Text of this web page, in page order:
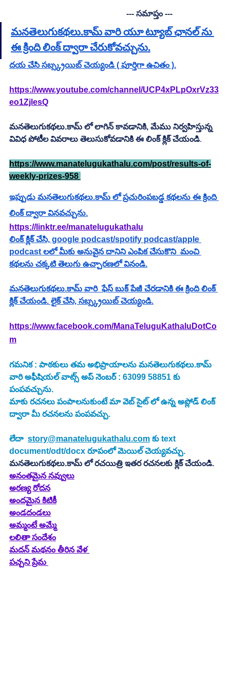
                                                         --- సమాప్తం ---
మనతెలుగుకథలు.కామ్ వారి యూ ట్యూబ్ ఛానల్ ను
ఈ క్రింది లింక్ ద్వారా చేరుకోవచ్చును.
దయ చేసి సబ్స్క్రయిబ్ చెయ్యండి ( పూర్తిగా ఉచితం ).
https://www.youtube.com/channel/UCP4xPLpOxrVz33
eo1ZjlesQ
మనతెలుగుకథలు.కామ్ లో లాగిన్ కావడానికి, మేము నిర్వహిస్తున్న
వివిధ పోటీల వివరాలు తెలుసుకోవడానికి ఈ లింక్ క్లిక్ చేయండి.
https://www.manatelugukathalu.com/post/results-of-
weekly-prizes-958
ఇప్పుడు మనతెలుగుకథలు.కామ్ లో ప్రచురింపబడ్డ కథలను ఈ క్రింది
లింక్ ద్వారా వినవచ్చును.
https://linktr.ee/manatelugukathalu
లింక్ క్లిక్ చేసి, google podcast/spotify podcast/apple
podcast లలో మీకు అనువైన దానిని ఎంపిక చేసుకొని  మంచి
కథలను చక్కటి తెలుగు ఉచ్చారణలో వినండి.
మనతెలుగుకథలు.కామ్ వారి  ఫేస్ బుక్ పేజీ చేరడానికి ఈ క్రింది లింక్
క్లిక్ చేయండి. లైక్ చేసి, సబ్స్క్రయిబ్ చెయ్యండి.
https://www.facebook.com/ManaTeluguKathaluDotCo
m
గమనిక : పాఠకులు తమ అభిప్రాయాలను మనతెలుగుకథలు.కామ్
వారి అఫీషియల్ వాట్స్ అప్ నెంబర్ : 63099 58851 కు
పంపవచ్చును.
మాకు రచనలు పంపాలనుకుంటే మా వెబ్ సైట్ లో ఉన్న అప్లోడ్ లింక్
ద్వారా మీ రచనలను పంపవచ్చు.
లేదా story@manatelugukathalu.com కు text
document/odt/docx రూపంలో మెయిల్ చెయ్యవచ్చు.
మనతెలుగుకథలు.కామ్ లో రచయిత్రి ఇతర రచనలకు క్లిక్ చేయండి.
అనంతమైన నవ్వులు
అరణ్య రోదన
అందమైన కిటికీ
అండదండలు
అమ్మంటే అమ్మే
లలితా సందేశం
మదన్ మథనం తీరిన వేళ
పచ్చని ప్రేమ